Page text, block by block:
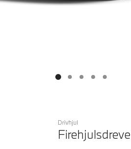
Drivhjul